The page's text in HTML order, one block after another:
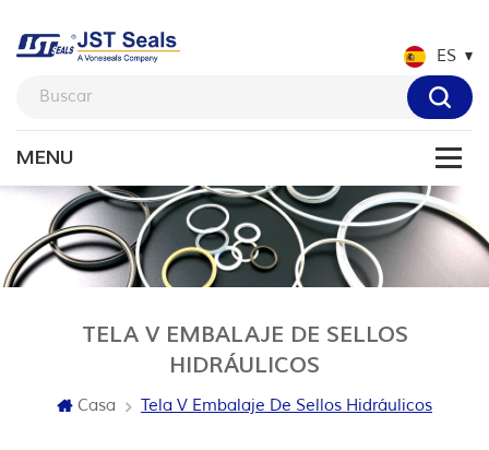
ES
TELA V EMBALAJE DE SELLOS
HIDRÁULICOS
Casa Tela V Embalaje De Sellos Hidráulicos